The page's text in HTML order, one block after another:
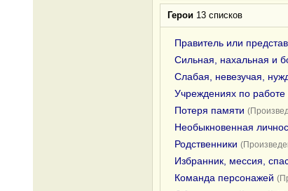
Герои 13 списков
Правитель или
Сильная, нахальная и
Слабая, невезучая,
Учреждениях по
Потеря памяти
Необыкновенная
Родственники
Избранник, мессия,
Команда персонажей